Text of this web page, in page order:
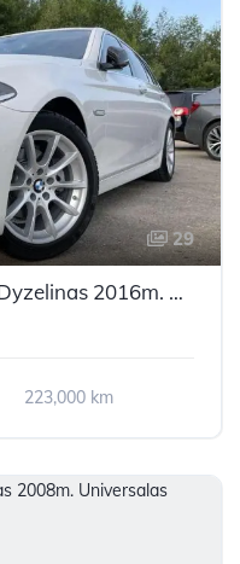
29
BMW 520 nuo 239 €/ mėn Dyzelinas 2016m. Universalas Automatinė
223,000 km